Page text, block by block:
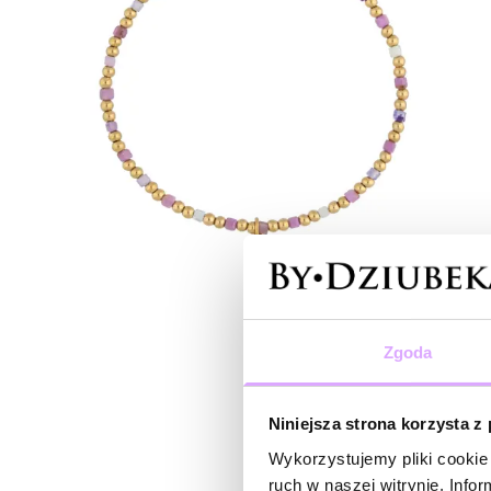
Zgoda
Niniejsza strona korzysta z
Wykorzystujemy pliki
ruch w naszej witrynie.